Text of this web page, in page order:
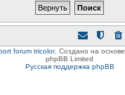
forum tricolor, Создано на основе
phpBB Limited
Русская поддержка phpBB